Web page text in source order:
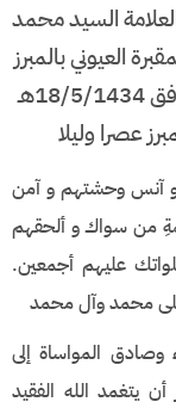
السيد محمد
العيوني بالمبرز
بعد صلاة المغرب هذا اليوم السبت الموافق 18/5/1434هـ
عصرا وليلا
و آنس وحشتهم و آمن
من سواك و ألحقهم
عليهم أجمعين.
على محمد وآل محمد
وصادق المواساة إلى
أن يتغمد الله الفقيد